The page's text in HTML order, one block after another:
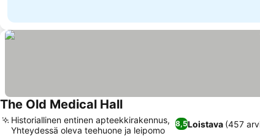
The Old Medical Hall
8,5Loistava (457
Historiallinen entinen apteekkirakennus,
Yhteydessä oleva teehuone ja leipomo